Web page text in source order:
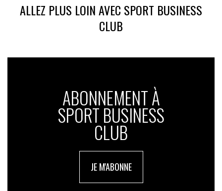
ALLEZ PLUS LOIN AVEC SPORT BUSINESS
CLUB
ABONNEMENT À
SPORT BUSINESS
CLUB
JE M'ABONNE